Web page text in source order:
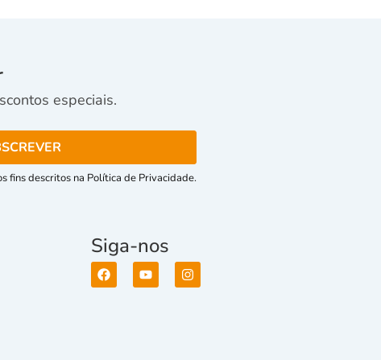
especiais.
fins descritos na Política de Privacidade.
Siga-nos